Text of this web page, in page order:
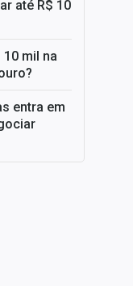
até R$ 10
10 mil na
entra em